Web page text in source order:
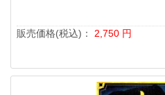
販売価格(税込)： 2,750 円